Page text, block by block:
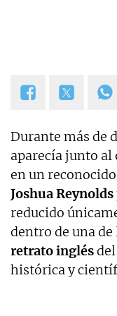
los
Durante más de
aparecía junto
en un
Joshua Reynolds
reducido
dentro de una
retrato inglésdel
histórica y